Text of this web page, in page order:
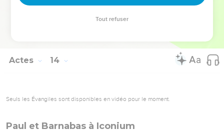
La Bible Du Semeur Copyright © 1992, 1999 by Biblica, Inc.® Used by permission.
Actes 14
Seuls les Évangiles sont disponibles en vidéo pour le moment.
Paul et Barnabas à Iconium
Tout refuser